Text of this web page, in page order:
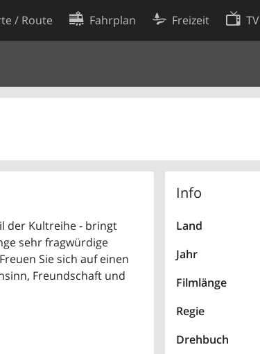
/ Route Fahrplan Freizeit TV
der Kultreihe - bringt
sehr fragwürdige
Sie sich auf einen
Freundschaft und
Info
Land
Jahr
Filmlänge
Regie
Drehbuch
Cookie-Einstellungen